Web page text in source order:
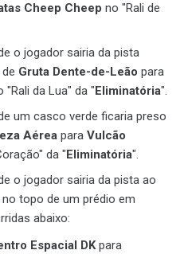
Cheep Cheep no "Rali de
o jogador sairia da pista
Gruta Dente-de-Leão para
"Rali da Lua" da "Eliminatória".
um casco verde ficaria preso
Aérea para Vulcão
da "Eliminatória".
o jogador sairia da pista ao
no topo de um prédio em
abaixo:
Espacial DKpara